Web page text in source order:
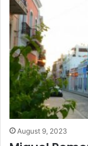
August 9, 2023